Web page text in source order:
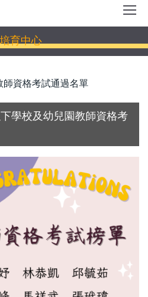
育中心
師資格考試通過名單
學校及幼兒園教師資格考